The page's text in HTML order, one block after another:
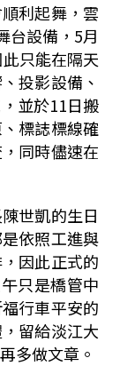
利起舞，雲
台設備， 5月
只能在隔天
投影設備、
並於11日搬
標誌標線確
同時儘速在
世凱的生日
依照工進與
因此正式的
只是橋管中
行車平安的
留給淡江大
多做文章。